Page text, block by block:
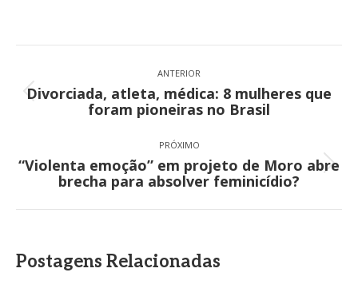
de
post:
ANTERIOR
Post
anterior:
Divorciada, atleta, médica: 8 mulheres que
foram pioneiras no Brasil
PRÓXIMO
Próximo
post:
“Violenta emoção” em projeto de Moro abre
brecha para absolver feminicídio?
Postagens Relacionadas